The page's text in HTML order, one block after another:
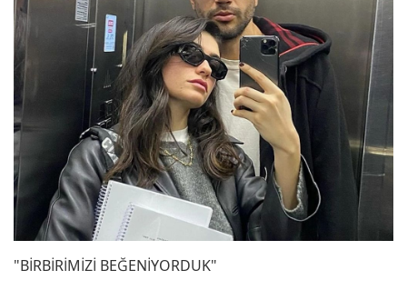
"BİRBİRİMİZİ BEĞENİYORDUK"